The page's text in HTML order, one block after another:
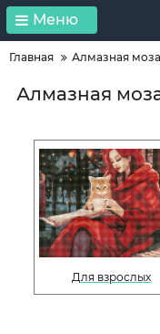
Меню
Главная Алмазная
Алмазная
Для взрослых